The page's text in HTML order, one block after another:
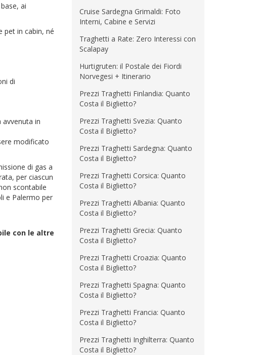
Cruise Sardegna Grimaldi: Foto
Interni, Cabine e Servizi
Traghetti a Rate: Zero Interessi con
Scalapay
Hurtigruten: il Postale dei Fiordi
Norvegesi + Itinerario
Prezzi Traghetti Finlandia: Quanto
Costa il Biglietto?
Prezzi Traghetti Svezia: Quanto
Costa il Biglietto?
Prezzi Traghetti Sardegna: Quanto
Costa il Biglietto?
Prezzi Traghetti Corsica: Quanto
Costa il Biglietto?
Prezzi Traghetti Albania: Quanto
Costa il Biglietto?
Prezzi Traghetti Grecia: Quanto
Costa il Biglietto?
Prezzi Traghetti Croazia: Quanto
Costa il Biglietto?
Prezzi Traghetti Spagna: Quanto
Costa il Biglietto?
Prezzi Traghetti Francia: Quanto
Costa il Biglietto?
Prezzi Traghetti Inghilterra: Quanto
Costa il Biglietto?
ai
pet in cabin, né
di
in
modificato
di gas a
per ciascun
scontabile
e Palermo per
con le altre